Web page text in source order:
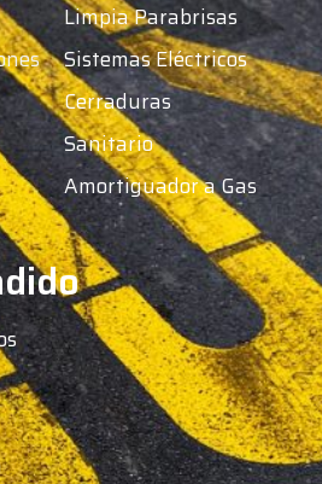
Limpia Parabrisas
Sistemas Eléctricos
Cerraduras
Sanitario
Amortiguador a Gas